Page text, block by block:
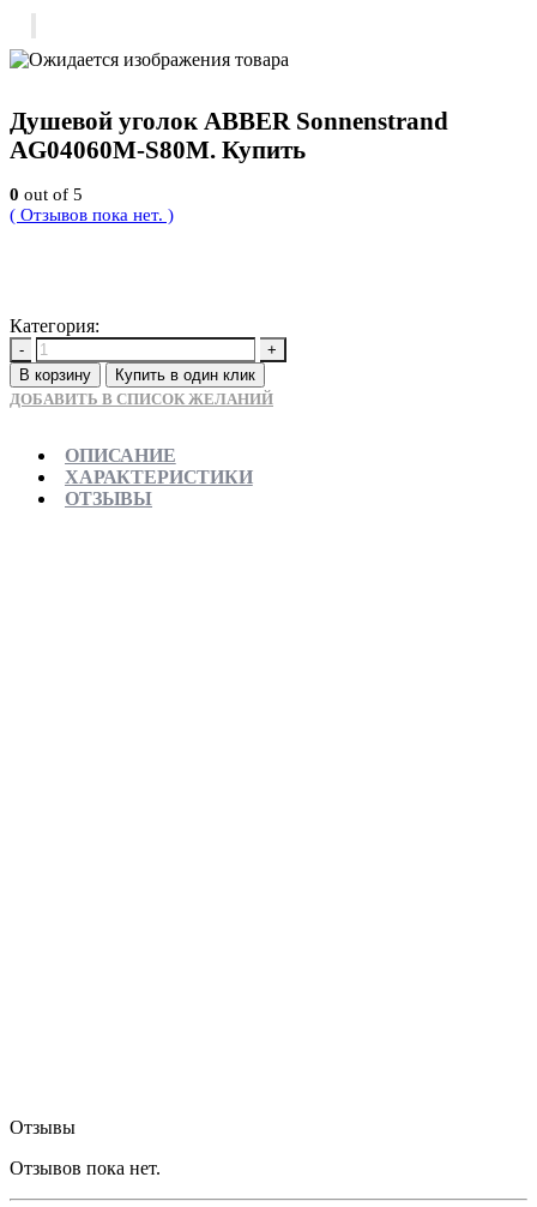
Душевой уголок ABBER Sonnenstrand
AG04060M-S80M. Купить
0 out of 5
( Отзывов пока нет. )
Категория:
-
+
В корзину
Купить в один клик
ДОБАВИТЬ В СПИСОК ЖЕЛАНИЙ
ОПИСАНИЕ
ХАРАКТЕРИСТИКИ
ОТЗЫВЫ
Отзывы
Отзывов пока нет.